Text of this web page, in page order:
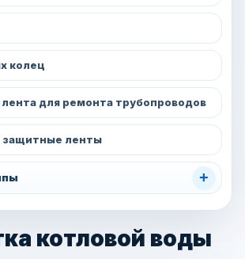
колец
для ремонта трубопроводов
защитные ленты
+
котловой воды